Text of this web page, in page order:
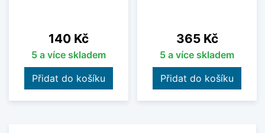
Cena
140 Kč
5 a více skladem
Přidat do košíku
Cena
365 Kč
5 a více skladem
Přidat do košíku